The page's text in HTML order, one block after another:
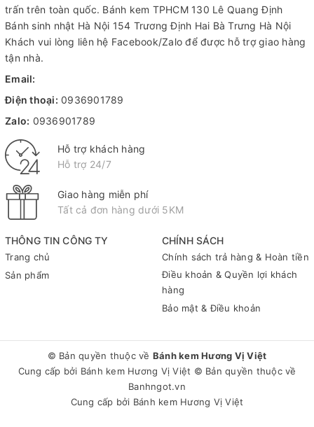
THÔNG TIN CÔNG TY
Trang chủ
Sản phẩm
CHÍNH SÁCH
Chính sách trả hàng & Hoàn tiền
Điều khoản & Quyền lợi khách
hàng
Bảo mật & Điều khoản
trấn trên toàn quốc. Bánh kem TPHCM130 Lê Quang Định
Bánh sinh nhật Hà Nội 154 Trương Định Hai Bà Trưng Hà Nội
Khách vui lòng liên hệ Facebook/Zalo để được hỗ trợ giao hàng
tận nhà.
Email:
Điện thoại: 0936901789
Zalo: 0936901789
Hỗ trợ khách hàng
Hỗ trợ 24/7
Giao hàng miễn phí
Tất cả đơn hàng dưới 5KM
© Bản quyền thuộc về Bánh kem Hương Vị Việt
Cung cấp bởi Bánh kem Hương Vị Việt © Bản quyền thuộc về
Banhngot.vn
Cung cấp bởi Bánh kem Hương Vị Việt